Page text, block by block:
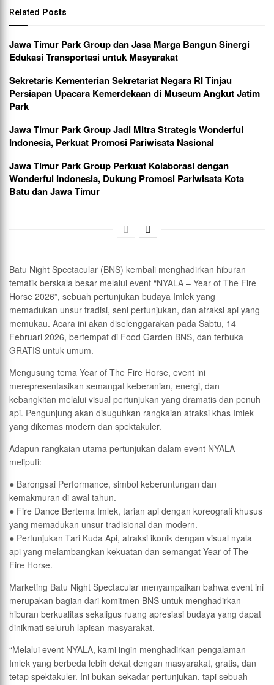
Related Posts
Jawa Timur Park Group dan Jasa Marga Bangun Sinergi
Edukasi Transportasi untuk Masyarakat
Sekretaris Kementerian Sekretariat Negara RI Tinjau
Persiapan Upacara Kemerdekaan di Museum Angkut Jatim
Park
Jawa Timur Park Group Jadi Mitra Strategis Wonderful
Indonesia, Perkuat Promosi Pariwisata Nasional
Jawa Timur Park Group Perkuat Kolaborasi dengan
Wonderful Indonesia, Dukung Promosi Pariwisata Kota
Batu dan Jawa Timur
Batu Night Spectacular (BNS) kembali menghadirkan hiburan
tematik berskala besar melalui event “NYALA – Year of The Fire
Horse 2026”, sebuah pertunjukan budaya Imlek yang
memadukan unsur tradisi, seni pertunjukan, dan atraksi api yang
memukau. Acara ini akan diselenggarakan pada Sabtu, 14
Februari 2026, bertempat di Food Garden BNS, dan terbuka
GRATIS untuk umum.
Mengusung tema Year of The Fire Horse, event ini
merepresentasikan semangat keberanian, energi, dan
kebangkitan melalui visual pertunjukan yang dramatis dan penuh
api. Pengunjung akan disuguhkan rangkaian atraksi khas Imlek
yang dikemas modern dan spektakuler.
Adapun rangkaian utama pertunjukan dalam event NYALA
meliputi:
● Barongsai Performance, simbol keberuntungan dan
kemakmuran di awal tahun.
● Fire Dance Bertema Imlek, tarian api dengan koreografi khusus
yang memadukan unsur tradisional dan modern.
● Pertunjukan Tari Kuda Api, atraksi ikonik dengan visual nyala
api yang melambangkan kekuatan dan semangat Year of The
Fire Horse.
Marketing Batu Night Spectacular menyampaikan bahwa event ini
merupakan bagian dari komitmen BNS untuk menghadirkan
hiburan berkualitas sekaligus ruang apresiasi budaya yang dapat
dinikmati seluruh lapisan masyarakat.
“Melalui event NYALA, kami ingin menghadirkan pengalaman
Imlek yang berbeda lebih dekat dengan masyarakat, gratis, dan
tetap spektakuler. Ini bukan sekadar pertunjukan, tapi sebuah